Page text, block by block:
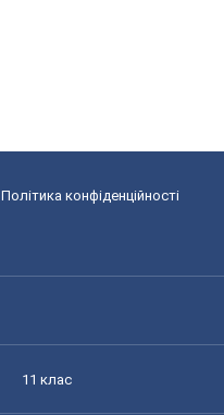
Політика конфіденційності
11 клас